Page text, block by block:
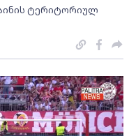
ტერიტორიულ